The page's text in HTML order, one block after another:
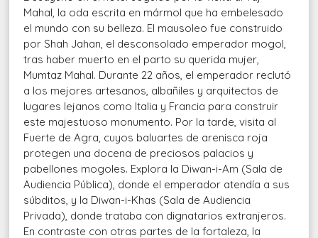
Mahal, la oda escrita en mármol que ha embelesado
el mundo con su belleza. El mausoleo fue construido
por Shah Jahan, el desconsolado emperador mogol,
tras haber muerto en el parto su querida mujer,
Mumtaz Mahal. Durante 22 años, el emperador reclutó
a los mejores artesanos, albañiles y arquitectos de
lugares lejanos como Italia y Francia para construir
este majestuoso monumento. Por la tarde, visita al
Fuerte de Agra, cuyos baluartes de arenisca roja
protegen una docena de preciosos palacios y
pabellones mogoles. Explora la Diwan-i-Am (Sala de
Audiencia Pública), donde el emperador atendía a sus
súbditos, y la Diwan-i-Khas (Sala de Audiencia
Privada), donde trataba con dignatarios extranjeros.
En contraste con otras partes de la fortaleza, la